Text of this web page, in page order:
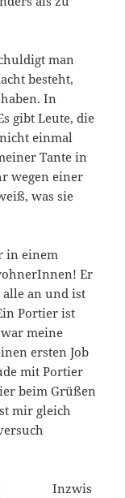
man
besteht,
In
gibt Leute, die
einmal
Tante in
wegen einer
was sie
in einem
Er
an und ist
Portier ist
meine
ersten Job
mit Portier
beim Grüßen
mir gleich
Inzwis